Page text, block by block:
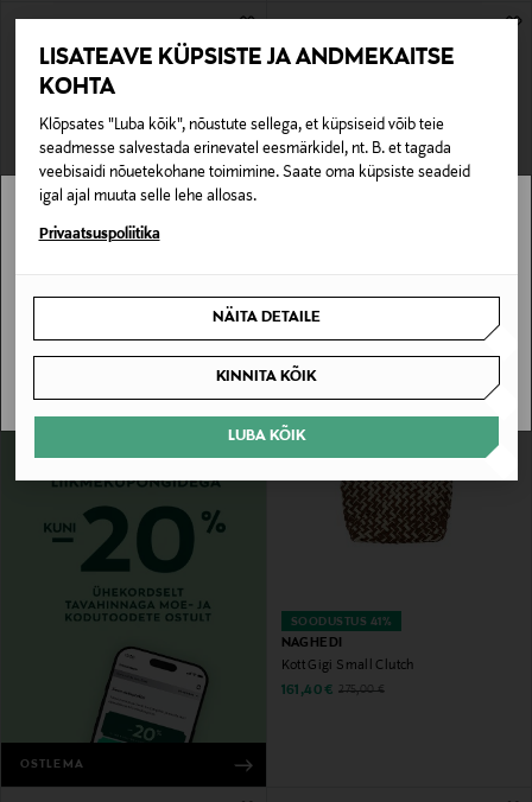
LISATEAVE KÜPSISTE JA ANDMEKAITSE
KOHTA
Klõpsates "Luba kõik", nõustute sellega, et küpsiseid võib teie
seadmesse salvestada erinevatel eesmärkidel, nt. B. et tagada
veebisaidi nõuetekohane toimimine. Saate oma küpsiste seadeid
igal ajal muuta selle lehe allosas.
Privaatsuspoliitika
NÄITA DETAILE
KINNITA KÕIK
LUBA KÕIK
Original Price
495,00 €
Original Price
295,00 €
OSTLEMA
SOODUSTUS 41%
NAGHEDI
Kott Gigi Small Clutch
Discounted Price
161,40 € Original Price
275,00 €
Stockmann pole Sinu riigis saadaval.
SAAN ARU